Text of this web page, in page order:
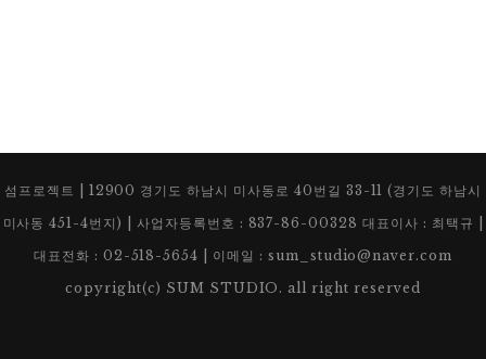
섬프로젝트 | 12900 경기도 하남시 미사동로 40번길 33-11 (경기도 하남시
미사동 451-4번지) | 사업자등록번호 : 837-86-00328 대표이사 : 최택규 |
대표전화 : 02-518-5654 | 이메일 : sum_studio@naver.com
copyright(c) SUM STUDIO. all right reserved